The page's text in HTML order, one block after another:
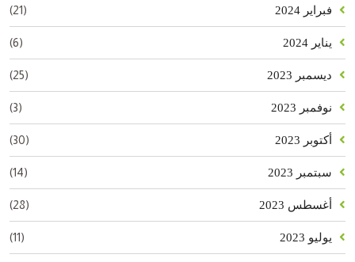
فبراير 2024 (21)
يناير 2024 (6)
ديسمبر 2023 (25)
نوفمبر 2023 (3)
أكتوبر 2023 (30)
سبتمبر 2023 (14)
أغسطس 2023 (28)
يوليو 2023 (11)